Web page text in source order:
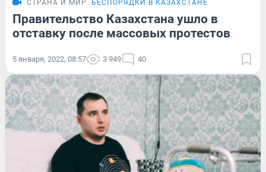
СТРАНА И МИР БЕСПОРЯДКИ В КАЗАХСТАНЕ
Правительство Казахстана ушло в
отставку после массовых протестов
5 января, 2022, 08:57 3 949 40